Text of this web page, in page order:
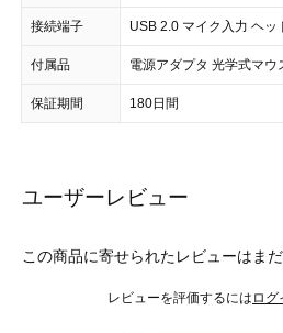
接続端子 USB 2.0 マイク入力 ヘッ
付属品 電源アダプタ 光学式マウ
保証期間 180日間
ユーザーレビュー
この商品に寄せられたレビューはまだ
レビューを評価するには ログ